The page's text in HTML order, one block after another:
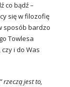
co bądź –
się w filozofię
sposób bardzo
Towlesa
i do Was
rzeczą jest to,